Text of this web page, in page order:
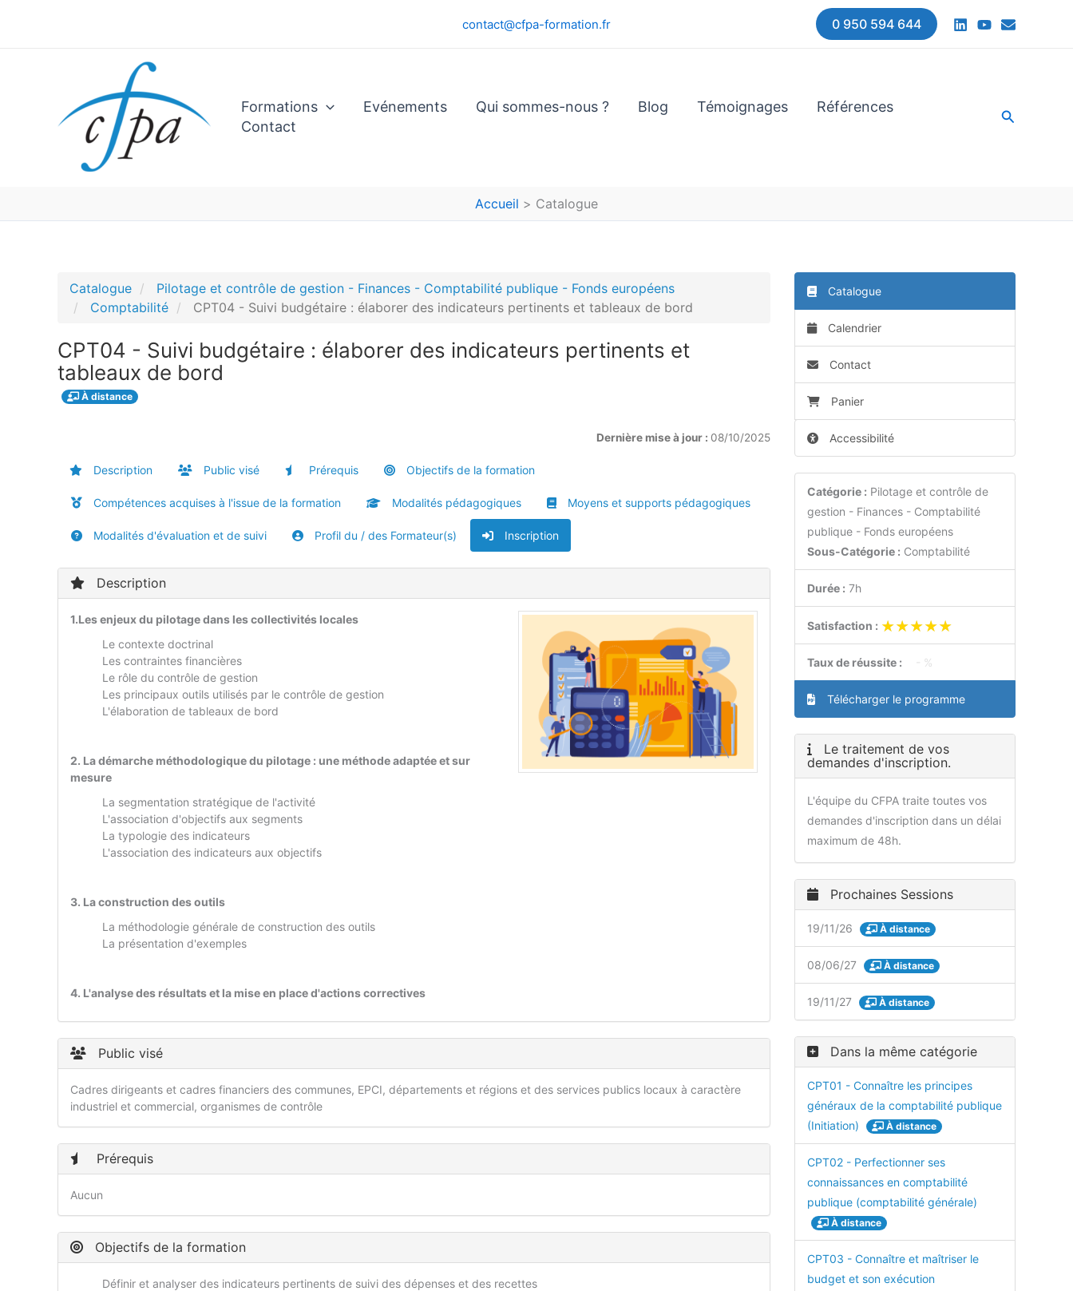
contact@cfpa-formation.fr 0 950 594 644
Formations Evénements Qui sommes-nous ? Blog Témoignages
Références
Contact
Accueil Catalogue
Catalogue
Pilotage et contrôle de gestion - Finances - Comptabilité publique - Fonds européens
Comptabilité
CPT04 - Suivi budgétaire : élaborer des indicateurs pertinents et tableaux de bord
CPT04 - Suivi budgétaire : élaborer des indicateurs pertinents et
tableaux de bord
À distance
Dernière mise à jour : 08/10/2025
Description Public visé Prérequis Objectifs de la formation
Compétences acquises à l'issue de la formation Modalités pédagogiques Moyens et supports pédagogiques
Modalités d'évaluation et de suivi Profil du / des Formateur(s) Inscription
Description
1.Les enjeux du pilotage dans les collectivités locales
Le contexte doctrinal
Les contraintes financières
Le rôle du contrôle de gestion
Les principaux outils utilisés par le contrôle de gestion
L'élaboration de tableaux de bord
2. La démarche méthodologique du pilotage : une méthode adaptée et sur
mesure
La segmentation stratégique de l'activité
L'association d'objectifs aux segments
La typologie des indicateurs
L'association des indicateurs aux objectifs
3. La construction des outils
La méthodologie générale de construction des outils
La présentation d'exemples
4. L'analyse des résultats et la mise en place d'actions correctives
Public visé
Cadres dirigeants et cadres financiers des communes, EPCI, départements et régions et des services publics locaux à caractère
industriel et commercial, organismes de contrôle
Prérequis
Aucun
Objectifs de la formation
Définir et analyser des indicateurs pertinents de suivi des dépenses et des recettes
Catalogue
Calendrier
Contact
Panier
Accessibilité
Catégorie : Pilotage et contrôle de
gestion - Finances - Comptabilité
publique - Fonds européens
Sous-Catégorie : Comptabilité
Durée : 7h
Satisfaction : ★★★★★
★★★★★
Taux de réussite : - %
Télécharger le programme
Le traitement de vos
demandes d'inscription.
L'équipe du CFPA traite toutes vos
demandes d'inscription dans un délai
maximum de 48h.
Prochaines Sessions
19/11/26 À distance
08/06/27 À distance
19/11/27 À distance
Dans la même catégorie
CPT01 - Connaître les principes
généraux de la comptabilité publique
(Initiation)
À distance
CPT02 - Perfectionner ses
connaissances en comptabilité
publique (comptabilité générale)
À distance
CPT03 - Connaître et maîtriser le
budget et son exécution